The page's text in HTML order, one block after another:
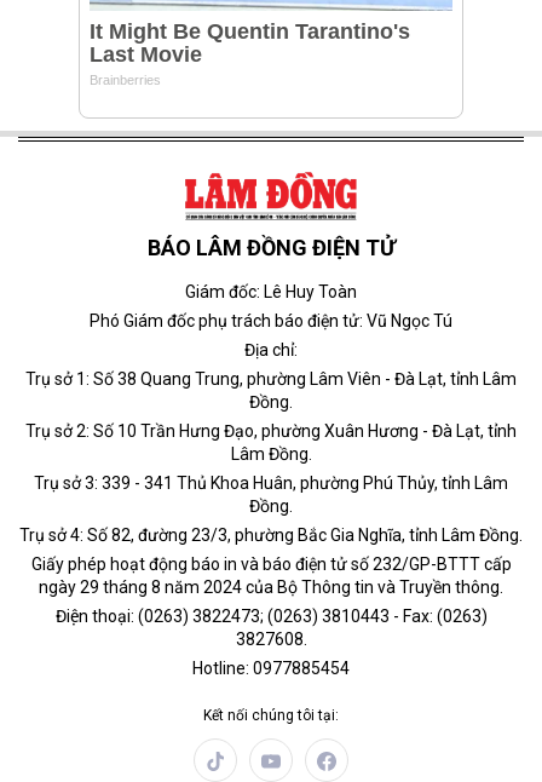
BÁO LÂM ĐỒNG ĐIỆN TỬ
Giám đốc: Lê Huy Toàn
Phó Giám đốc phụ trách báo điện tử: Vũ Ngọc Tú
Địa chỉ:
Trụ sở 1: Số 38 Quang Trung, phường Lâm Viên - Đà Lạt, tỉnh Lâm
Đồng.
Trụ sở 2: Số 10 Trần Hưng Đạo, phường Xuân Hương - Đà Lạt, tỉnh
Lâm Đồng.
Trụ sở 3: 339 - 341 Thủ Khoa Huân, phường Phú Thủy, tỉnh Lâm
Đồng.
Trụ sở 4: Số 82, đường 23/3, phường Bắc Gia Nghĩa, tỉnh Lâm Đồng.
Giấy phép hoạt động báo in và báo điện tử số 232/GP-BTTT cấp
ngày 29 tháng 8 năm 2024 của Bộ Thông tin và Truyền thông.
Điện thoại: (0263) 3822473; (0263) 3810443 - Fax: (0263)
3827608.
Hotline: 0977885454
Kết nối chúng tôi tại: